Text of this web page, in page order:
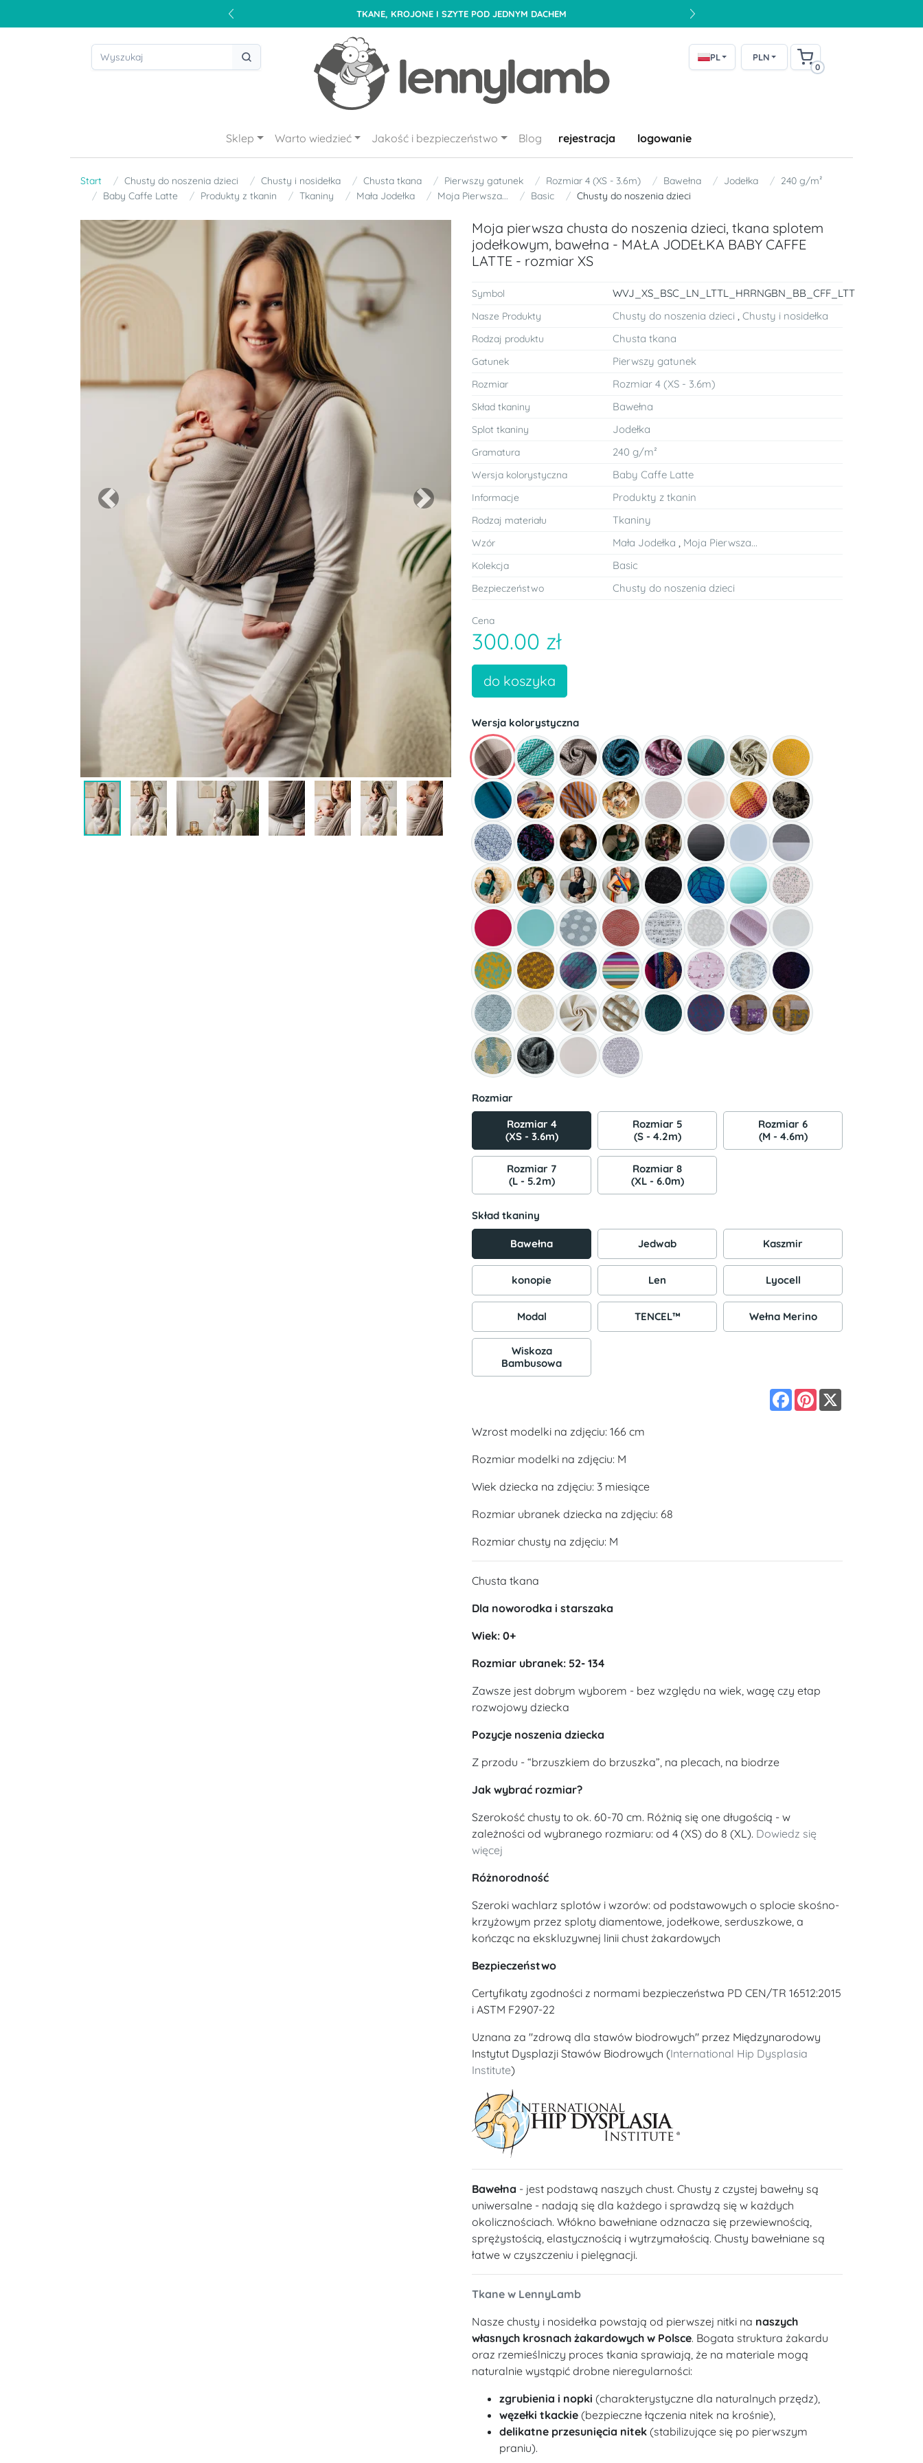
TKANE, KROJONE I SZYTE POD JEDNYM DACHEM
PL PLN
0
Sklep Warto wiedzieć Jakość i bezpieczeństwo Blog rejestracja logowanie
Start Chusty do noszenia dzieci Chusty i nosidełka Chusta tkana Pierwszy gatunek Rozmiar 4 (XS - 3.6m) Bawełna Jodełka
240 g/m²
Baby Caffe Latte
Produkty z tkanin Tkaniny Mała Jodełka Moja Pierwsza... Basic Chusty do noszenia dzieci
Previous Next
Moja pierwsza chusta do noszenia dzieci, tkana splotem
jodełkowym, bawełna - MAŁA JODEŁKA BABY CAFFE
LATTE - rozmiar XS
Symbol WVJ_XS_BSC_LN_LTTL_HRRNGBN_BB_CFF_LTT
Nasze Produkty Chusty do noszenia dzieci ,Chusty i nosidełka
Rodzaj produktu Chusta tkana
Gatunek Pierwszy gatunek
Rozmiar Rozmiar 4 (XS - 3.6m)
Skład tkaniny Bawełna
Splot tkaniny Jodełka
Gramatura 240 g/m²
Wersja kolorystyczna Baby Caffe Latte
Informacje Produkty z tkanin
Rodzaj materiału Tkaniny
Wzór Mała Jodełka , Moja Pierwsza...
Kolekcja Basic
Bezpieczeństwo Chusty do noszenia dzieci
Cena
300.00 zł
do koszyka
Wersja kolorystyczna
Rozmiar
Rozmiar 4
(XS - 3.6m)
Rozmiar 5
(S - 4.2m)
Rozmiar 6
(M - 4.6m)
Rozmiar 7
(L - 5.2m)
Rozmiar 8
(XL - 6.0m)
Skład tkaniny
Bawełna Jedwab Kaszmir
konopie Len Lyocell
Modal TENCEL™ Wełna Merino
Wiskoza
Bambusowa
Facebook
Pinterest
Wzrost modelki na zdjęciu: 166 cm
Rozmiar modelki na zdjęciu: M
Wiek dziecka na zdjęciu: 3 miesiące
Rozmiar ubranek dziecka na zdjęciu: 68
Rozmiar chusty na zdjęciu: M
Chusta tkana
Dla noworodka i starszaka
Wiek: 0+
Rozmiar ubranek: 52- 134
Zawsze jest dobrym wyborem - bez względu na wiek, wagę czy etap
rozwojowy dziecka
Pozycje noszenia dziecka
Z przodu - “brzuszkiem do brzuszka”, na plecach, na biodrze
Jak wybrać rozmiar?
Szerokość chusty to ok. 60-70 cm. Różnią się one długością - w
zależności od wybranego rozmiaru: od 4 (XS) do 8 (XL). Dowiedz się
więcej
Różnorodność
Szeroki wachlarz splotów i wzorów: od podstawowych o splocie skośno-
krzyżowym przez sploty diamentowe, jodełkowe, serduszkowe, a
kończąc na ekskluzywnej linii chust żakardowych
Bezpieczeństwo
Certyfikaty zgodności z normami bezpieczeństwa PD CEN/TR 16512:2015
i ASTM F2907-22
Uznana za "zdrową dla stawów biodrowych" przez Międzynarodowy
Instytut Dysplazji Stawów Biodrowych (International Hip Dysplasia
Institute)
Bawełna - jest podstawą naszych chust. Chusty z czystej bawełny są
uniwersalne - nadają się dla każdego i sprawdzą się w każdych
okolicznościach. Włókno bawełniane odznacza się przewiewnością,
sprężystością, elastycznością i wytrzymałością. Chusty bawełniane są
łatwe w czyszczeniu i pielęgnacji.
Tkane w LennyLamb
Nasze chusty i nosidełka powstają od pierwszej nitki na naszych
własnych krosnach żakardowych w Polsce. Bogata struktura żakardu
oraz rzemieślniczy proces tkania sprawiają, że na materiale mogą
naturalnie wystąpić drobne nieregularności:
zgrubienia i nopki (charakterystyczne dla naturalnych przędz),
węzełki tkackie (bezpieczne łączenia nitek na krośnie),
delikatne przesunięcia nitek (stabilizujące się po pierwszym
praniu).